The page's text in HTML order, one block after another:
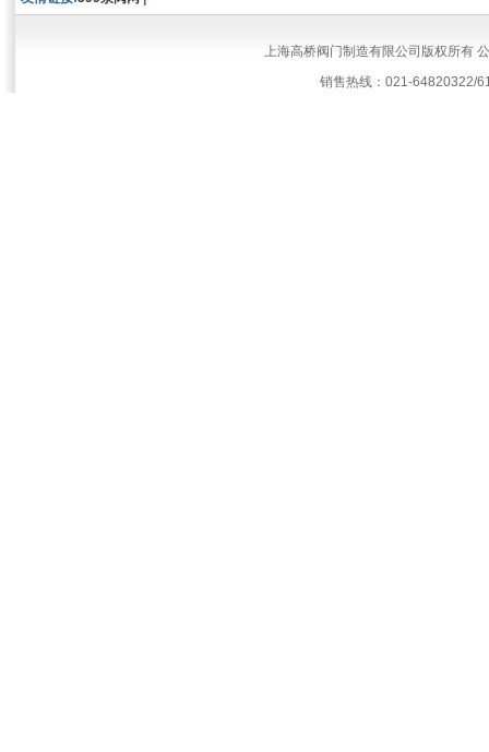
上海高桥阀门制造有限公司版权所有
销售热线：021-64820322/